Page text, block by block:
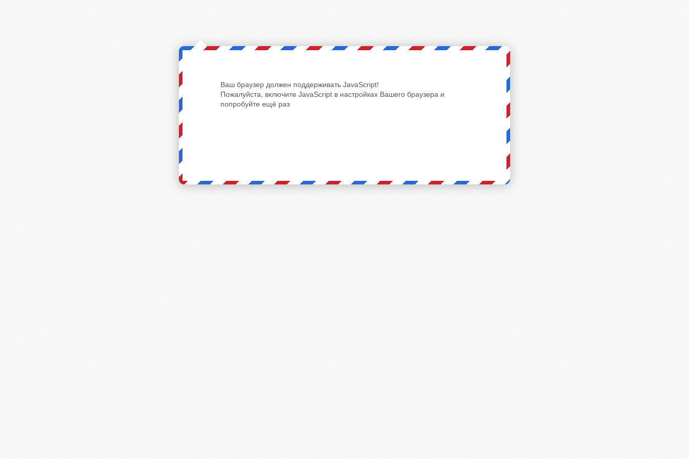
Ваш браузер должен поддерживать JavaScript!
Пожалуйста, включите JavaScript в настройках Вашего браузера и
попробуйте ещё раз